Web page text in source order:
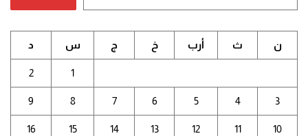
ن ث أرب خ ج س د
1
2
3
4
5
6
7
8
9
10
11
12
13
14
15
16